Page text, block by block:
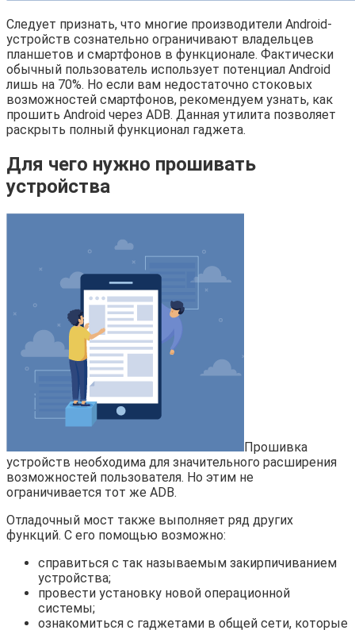
Следует признать, что многие производители Android-
устройств сознательно ограничивают владельцев
планшетов и смартфонов в функционале. Фактически
обычный пользователь использует потенциал Android
лишь на 70%. Но если вам недостаточно стоковых
возможностей смартфонов, рекомендуем узнать, как
прошить Android через ADB. Данная утилита позволяет
раскрыть полный функционал гаджета.
Для чего нужно прошивать
устройства
Прошивка
устройств необходима для значительного расширения
возможностей пользователя. Но этим не
ограничивается тот же ADB.
Отладочный мост также выполняет ряд других
функций. С его помощью возможно:
справиться с так называемым закирпичиванием
устройства;
провести установку новой операционной
системы;
ознакомиться с гаджетами в общей сети, которые